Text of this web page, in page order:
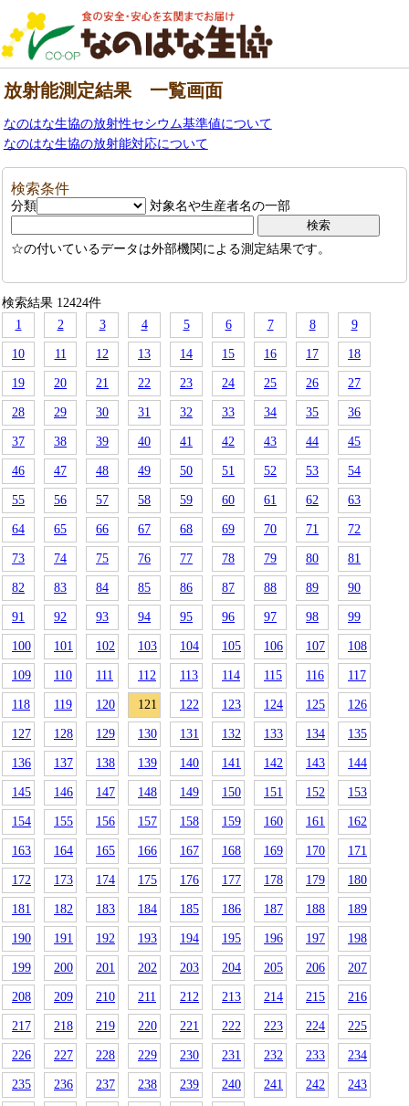
放射能測定結果 一覧画面
なのはな生協の放射性セシウム基準値について
なのはな生協の放射能対応について
検索条件
分類 対象名や生産者名の一部
☆の付いているデータは外部機関による測定結果です。
検索結果 12424件
1
2 3 4 5 6 7 8 9
10 11 12 13 14 15 16 17 18
19 20 21 22 23 24 25 26 27
28 29 30 31 32 33 34 35 36
37 38 39 40 41 42 43 44 45
46 47 48 49 50 51 52 53 54
55 56 57 58 59 60 61 62 63
64 65 66 67 68 69 70 71 72
73 74 75 76 77 78 79 80 81
82 83 84 85 86 87 88 89 90
91 92 93 94 95 96 97 98 99
100 101 102 103 104 105 106 107 108
109 110 111 112 113 114 115 116 117
118 119 120 121 122 123 124 125 126
127 128 129 130 131 132 133 134 135
136 137 138 139 140 141 142 143 144
145 146 147 148 149 150 151 152 153
154 155 156 157 158 159 160 161 162
163 164 165 166 167 168 169 170 171
172 173 174 175 176 177 178 179 180
181 182 183 184 185 186 187 188 189
190 191 192 193 194 195 196 197 198
199 200 201 202 203 204 205 206 207
208 209 210 211 212 213 214 215 216
217 218 219 220 221 222 223 224 225
226 227 228 229 230 231 232 233 234
235 236 237 238 239 240 241 242 243